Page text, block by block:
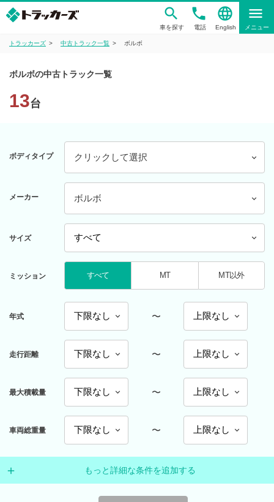
車を探す
phone
電話
language
English
menu
メニュー
トラッカーズ 中古トラック一覧 ボルボ
ボルボの中古トラック一覧
13台
ボディタイプ クリックして選択
メーカー ボルボ
サイズ
ミッション すべて MT MT以外
年式 〜
走行距離 〜
最大積載量 〜
車両総重量 〜
もっと詳細な条件を追加する